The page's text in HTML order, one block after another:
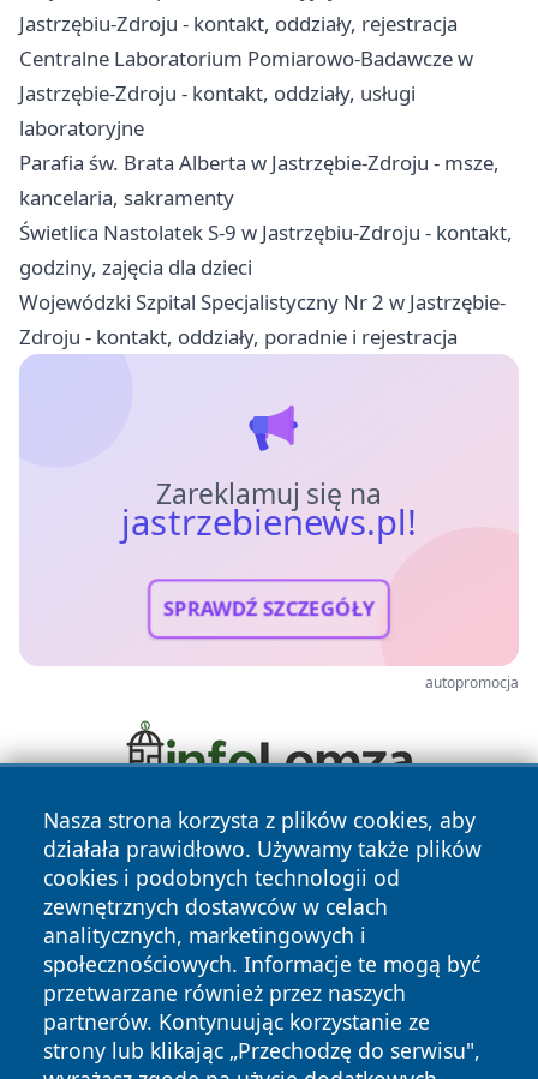
Jastrzębiu-Zdroju - kontakt, oddziały, rejestracja
Centralne Laboratorium Pomiarowo-Badawcze w
Jastrzębie-Zdroju - kontakt, oddziały, usługi
laboratoryjne
Parafia św. Brata Alberta w Jastrzębie-Zdroju - msze,
kancelaria, sakramenty
Świetlica Nastolatek S-9 w Jastrzębiu-Zdroju - kontakt,
godziny, zajęcia dla dzieci
Wojewódzki Szpital Specjalistyczny Nr 2 w Jastrzębie-
Zdroju - kontakt, oddziały, poradnie i rejestracja
Zareklamuj się na
jastrzebienews.pl!
SPRAWDŹ SZCZEGÓŁY
autopromocja
Nasza strona korzysta z plików cookies, aby
działała prawidłowo. Używamy także plików
cookies i podobnych technologii od
zewnętrznych dostawców w celach
analitycznych, marketingowych i
społecznościowych. Informacje te mogą być
przetwarzane również przez naszych
partnerów. Kontynuując korzystanie ze
strony lub klikając „Przechodzę do serwisu",
Copyright © 2026 jastrzebienews.pl Wszystkie prawa
zastrzeżone.